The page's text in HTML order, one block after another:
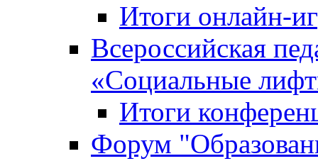
Итоги онлайн-
Всероссийская
«Cоциальные
Итоги
Форум